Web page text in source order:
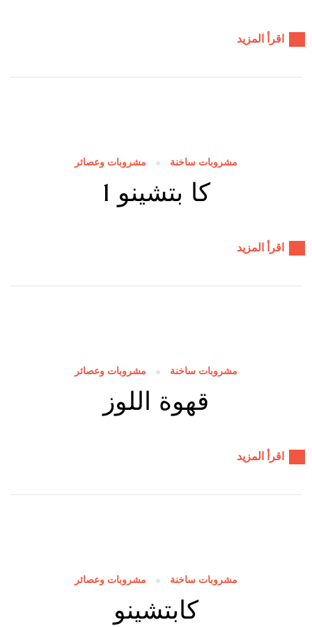
اقرأ المزيد
مشروبات ساخنة مشروبات وعصائر
كا بتشينو 1
اقرأ المزيد
مشروبات ساخنة مشروبات وعصائر
قهوة اللوز
اقرأ المزيد
مشروبات ساخنة مشروبات وعصائر
كابتشينو